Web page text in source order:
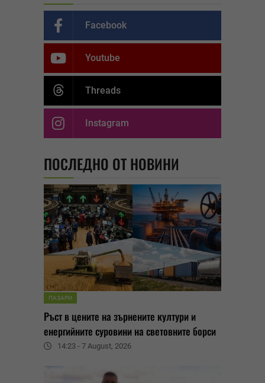
Facebook
Youtube
Threads
Instagram
ПОСЛЕДНО ОТ НОВИНИ
ПАЗАРИ
Ръст в цените на зърнените култури и
енергийните суровини на световните борси
14:23 - 7 August, 2026